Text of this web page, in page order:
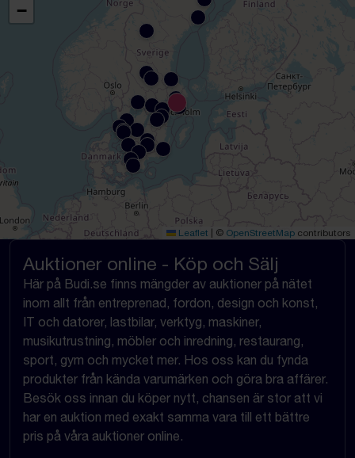
−
Leaflet © OpenStreetMap contributors
Auktioner online - Köp och Sälj
Här på Budi.se finns mängder av auktioner på nätet
inom allt från entreprenad, fordon, design och konst,
IT och datorer, lastbilar, verktyg, maskiner,
musikutrustning, möbler och inredning, restaurang,
sport, gym och mycket mer. Hos oss kan du fynda
produkter från kända varumärken och göra bra affärer.
Besök oss innan du köper nytt, chansen är stor att vi
har en auktion med exakt samma vara till ett bättre
pris på våra auktioner online.